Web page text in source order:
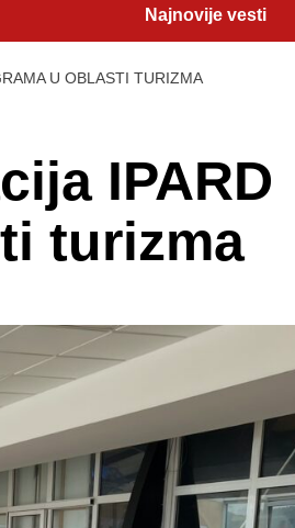
Najnovije vesti
U OBLASTI TURIZMA
IPARD
turizma